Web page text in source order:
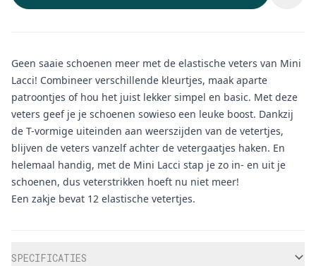
Geen saaie schoenen meer met de elastische veters van Mini
Lacci! Combineer verschillende kleurtjes, maak aparte
patroontjes of hou het juist lekker simpel en basic. Met deze
veters geef je je schoenen sowieso een leuke boost. Dankzij
de T-vormige uiteinden aan weerszijden van de vetertjes,
blijven de veters vanzelf achter de vetergaatjes haken. En
helemaal handig, met de Mini Lacci stap je zo in- en uit je
schoenen, dus veterstrikken hoeft nu niet meer!
Een zakje bevat 12 elastische vetertjes.
SPECIFICATIES